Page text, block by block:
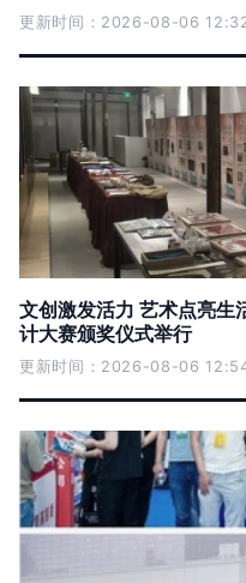
更新时间：2026-08-06
文创激发活力 艺术点亮
计大赛颁奖仪式举行
更新时间：2026-08-06